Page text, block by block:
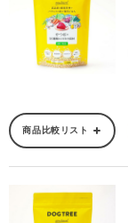
商品比較リスト